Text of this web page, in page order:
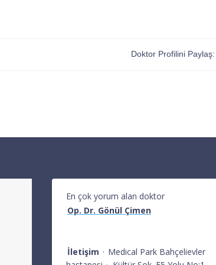
Doktor Profilini Paylaş:
En çok yorum alan doktor
Op. Dr. Gönül Çimen
İletişim · Medical Park Bahçelievler